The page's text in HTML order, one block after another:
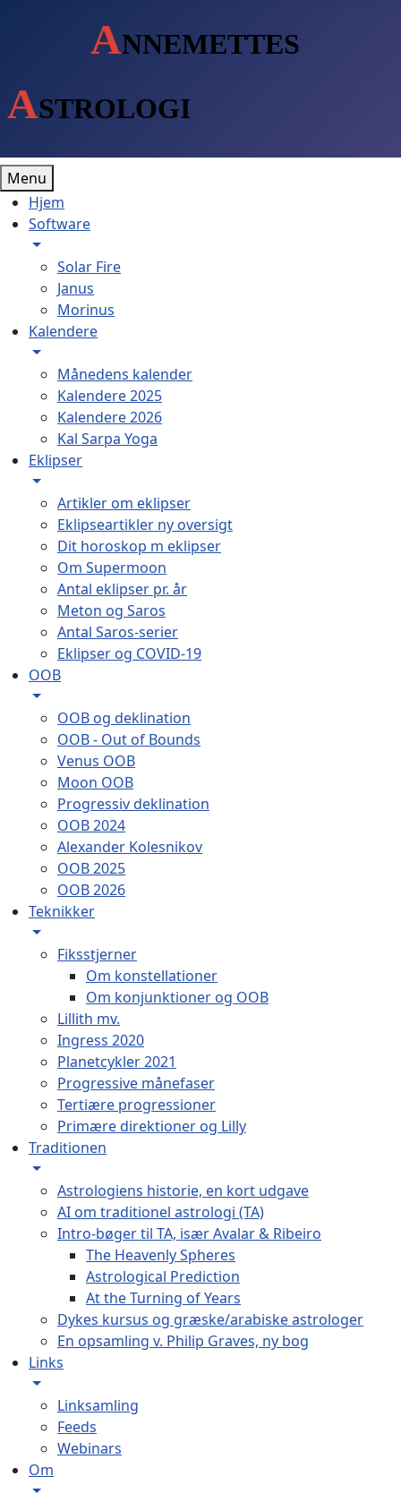
ANNEMETTES
ASTROLOGI
Menu
Hjem
Software
Solar Fire
Janus
Morinus
Kalendere
Månedens kalender
Kalendere 2025
Kalendere 2026
Kal Sarpa Yoga
Eklipser
Artikler om eklipser
Eklipseartikler ny oversigt
Dit horoskop m eklipser
Om Supermoon
Antal eklipser pr. år
Meton og Saros
Antal Saros-serier
Eklipser og COVID-19
OOB
OOB og deklination
OOB - Out of Bounds
Venus OOB
Moon OOB
Progressiv deklination
OOB 2024
Alexander Kolesnikov
OOB 2025
OOB 2026
Teknikker
Fiksstjerner
Om konstellationer
Om konjunktioner og OOB
Lillith mv.
Ingress 2020
Planetcykler 2021
Progressive månefaser
Tertiære progressioner
Primære direktioner og Lilly
Traditionen
Astrologiens historie, en kort udgave
AI om traditionel astrologi (TA)
Intro-bøger til TA, især Avalar & Ribeiro
The Heavenly Spheres
Astrological Prediction
At the Turning of Years
Dykes kursus og græske/arabiske astrologer
En opsamling v. Philip Graves, ny bog
Links
Linksamling
Feeds
Webinars
Om